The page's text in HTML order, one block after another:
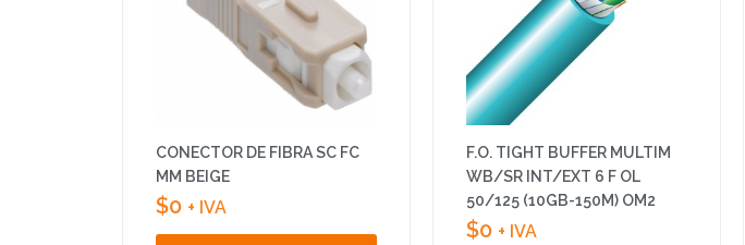
CONECTOR DE FIBRA SC FC
MM BEIGE
$0 + IVA
F.O. TIGHT BUFFER MULTIM
WB/SR INT/EXT 6 F OL
50/125 (10GB-150M) OM2
$0 + IVA